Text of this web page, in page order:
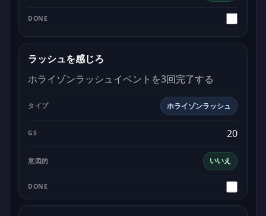
ラッシュを感じろ
ホライゾンラッシュイベントを3回完了する
ホライゾンラッシュ
いいえ
20